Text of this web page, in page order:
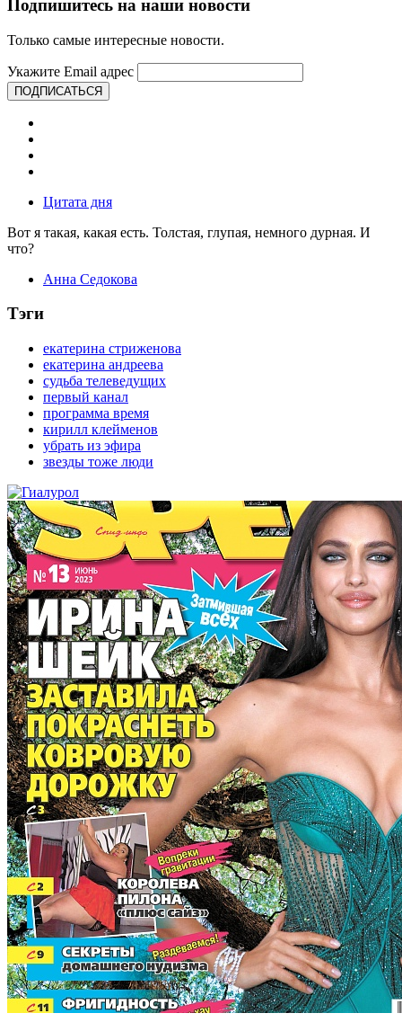
Подпишитесь на наши новости
Только самые интересные новости.
Укажите Email адрес
ПОДПИСАТЬСЯ
Цитата дня
Вот я такая, какая есть. Толстая, глупая, немного дурная. И
что?
Анна Седокова
Тэги
екатерина стриженова
екатерина андреева
судьба телеведущих
первый канал
программа время
кирилл клейменов
убрать из эфира
звезды тоже люди